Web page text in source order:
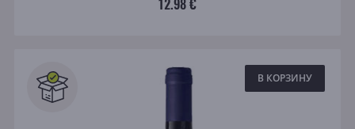
В КОРЗИНУ